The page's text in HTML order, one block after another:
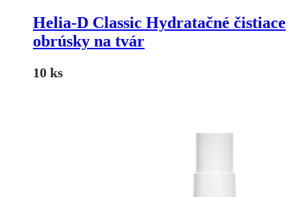
Helia-D Classic Hydratačné čistiace
obrúsky na tvár
10 ks